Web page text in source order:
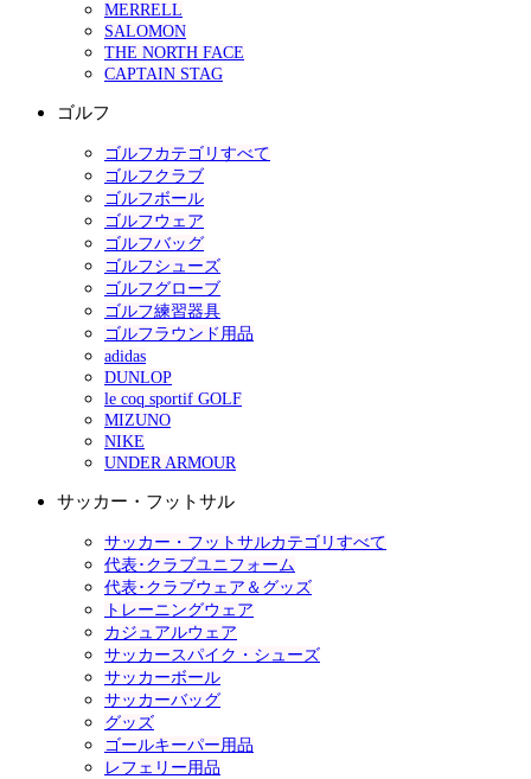
MERRELL
SALOMON
THE NORTH FACE
CAPTAIN STAG
ゴルフ
ゴルフカテゴリすべて
ゴルフクラブ
ゴルフボール
ゴルフウェア
ゴルフバッグ
ゴルフシューズ
ゴルフグローブ
ゴルフ練習器具
ゴルフラウンド用品
adidas
DUNLOP
le coq sportif GOLF
MIZUNO
NIKE
UNDER ARMOUR
サッカー・フットサル
サッカー・フットサルカテゴリすべて
代表･クラブユニフォーム
代表･クラブウェア＆グッズ
トレーニングウェア
カジュアルウェア
サッカースパイク・シューズ
サッカーボール
サッカーバッグ
グッズ
ゴールキーパー用品
レフェリー用品